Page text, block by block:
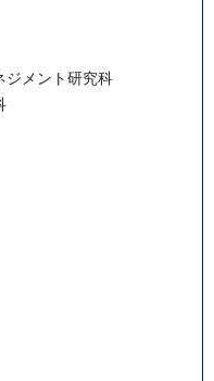
ジメント研究科